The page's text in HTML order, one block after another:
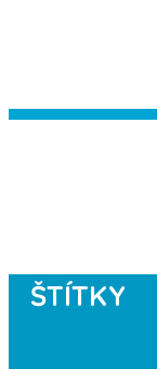
ŠTÍTKY